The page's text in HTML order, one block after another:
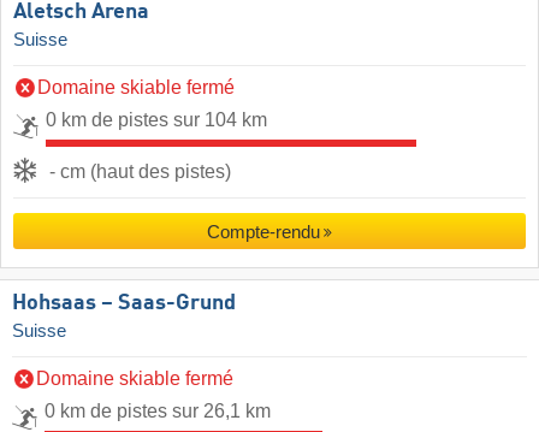
Aletsch Arena
Suisse
Domaine skiable fermé
0 km de pistes sur 104 km
- cm (haut des pistes)
Compte-rendu
Hohsaas – Saas-Grund
Suisse
Domaine skiable fermé
0 km de pistes sur 26,1 km